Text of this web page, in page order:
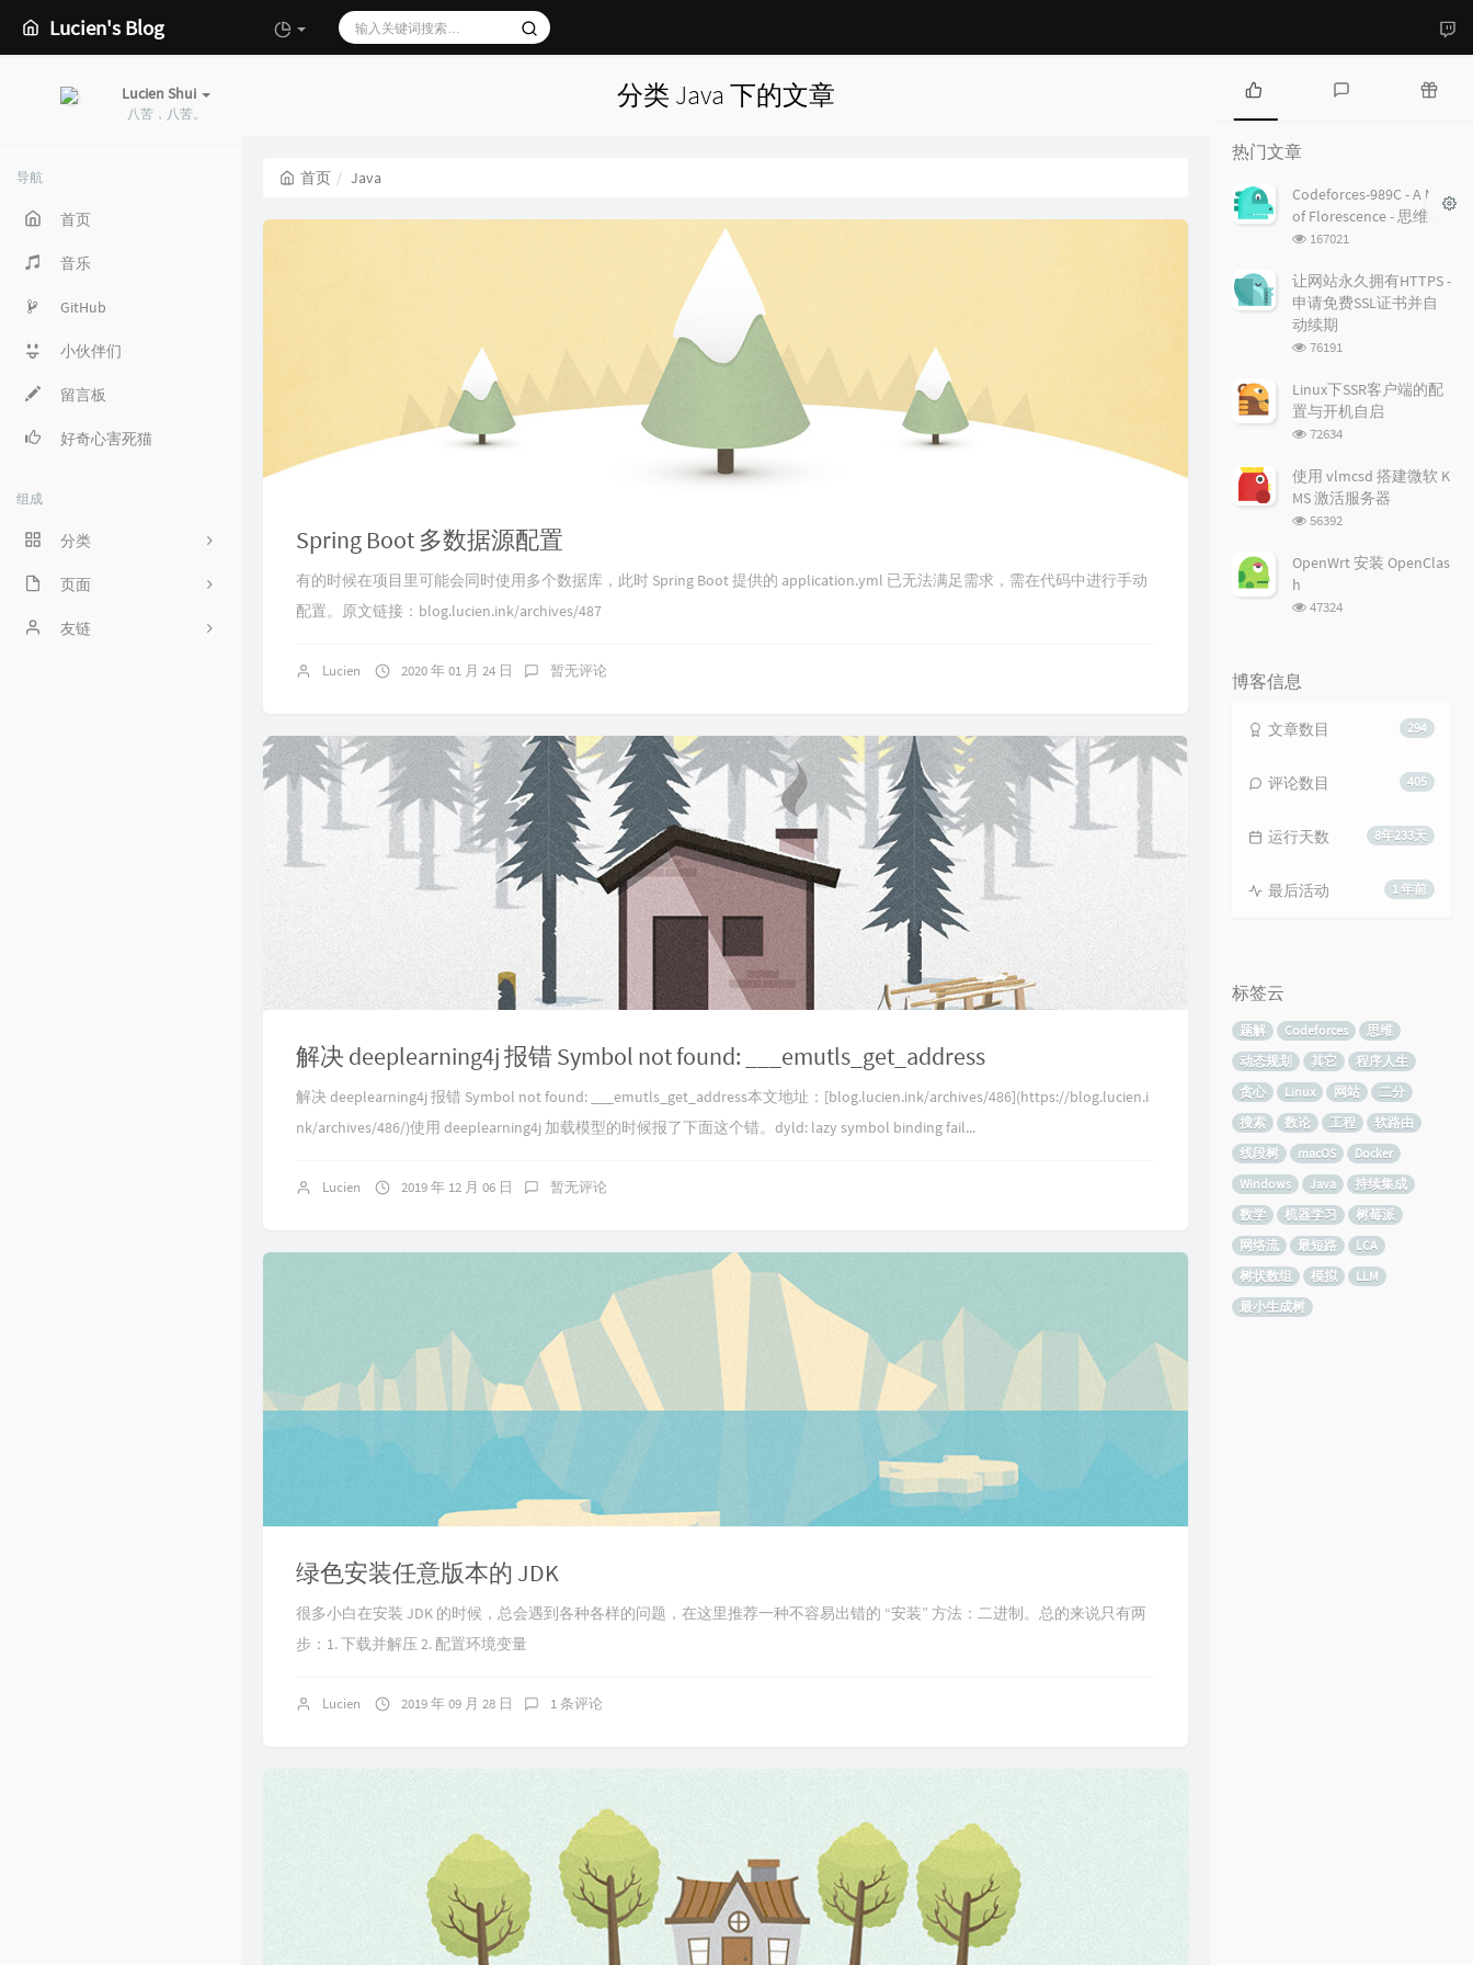
Lucien's Blog
Lucien Shui
八苦，八苦。
导航
首页
音乐
GitHub
小伙伴们
留言板
好奇心害死猫
组成
分类
程序人生
ACM
页面
好奇心害死猫
友链
分类 Java 下的文章
首页 Java
Spring Boot 多数据源配置
有的时候在项目里可能会同时使用多个数据库，此时 Spring Boot 提供的 application.yml 已无法满足需求，需在代码中进行手动
配置。原文链接：blog.lucien.ink/archives/487
Lucien 2020 年 01 月 24 日 暂无评论
解决 deeplearning4j 报错 Symbol not found: ___emutls_get_address
解决 deeplearning4j 报错 Symbol not found: ___emutls_get_address本文地址：[blog.lucien.ink/archives/486](https://blog.lucien.i
nk/archives/486/)使用 deeplearning4j 加载模型的时候报了下面这个错。dyld: lazy symbol binding fail...
Lucien 2019 年 12 月 06 日 暂无评论
绿色安装任意版本的 JDK
很多小白在安装 JDK 的时候，总会遇到各种各样的问题，在这里推荐一种不容易出错的 “安装” 方法：二进制。总的来说只有两
步：1. 下载并解压 2. 配置环境变量
Lucien 2019 年 09 月 28 日 1 条评论
热
门
文
章
热门文章
Codeforces-989C - A Mist
of Florescence - 思维
浏
次
数:
167021
让网站永久拥有HTTPS -
申请免费SSL证书并自
动续期
浏
次
数:
76191
Linux下SSR客户端的配
置与开机自启
浏
次
数:
72634
使用 vlmcsd 搭建微软 K
MS 激活服务器
浏
次
56392
OpenWrt 安装 OpenClas
h
浏
47324
博客信息
294
文章数目
405
评论数目
8年233天
运行天数
1 年前
最后活动
标签云
题解 Codeforces
思维
动态规划
其它
程序人生
贪心
Linux 网站
二分
搜索
数论 工程
软路由
线段树
macOS
Docker
Windows
Java
持续集成
数学
机器学习
树莓派
网络流
最短路
LCA
树状数组
模拟
LLM
最小生成树